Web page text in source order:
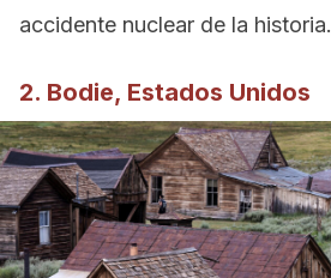
accidente nuclear de la historia.
2. Bodie, Estados Unidos